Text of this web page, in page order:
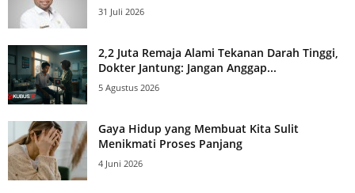
31 Juli 2026
2,2 Juta Remaja Alami Tekanan Darah Tinggi,
Dokter Jantung: Jangan Anggap...
5 Agustus 2026
Gaya Hidup yang Membuat Kita Sulit
Menikmati Proses Panjang
4 Juni 2026